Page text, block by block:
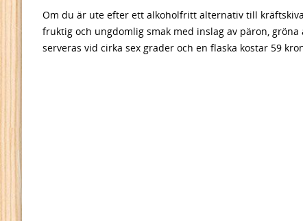
Om du är ute efter ett alkoholfritt alternativ till
fruktig och ungdomlig smak med inslag av päron, gröna
serveras vid cirka sex grader och en flaska kostar 59